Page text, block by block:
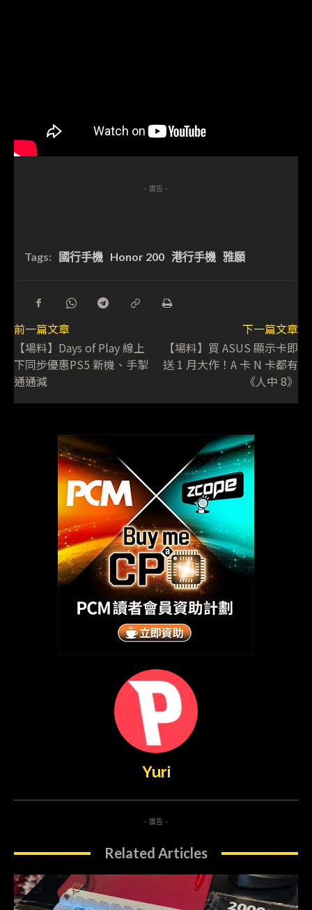
- 廣告 -
Tags: 國行手機 Honor 200 港行手機 雅願
前一篇文章
【場料】Days of Play 線上
下同步優惠PS5 新機、手掣
通通減
下一篇文章
【場料】買 ASUS 顯示卡即
送 1 月大作！A 卡 N 卡都有
《人中 8》
Yuri
- 廣告 -
Related Articles